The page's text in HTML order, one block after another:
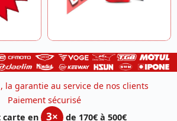
, la garantie au service de nos clients
Paiement sécurisé
carte en
3×
de 170€ à 500€